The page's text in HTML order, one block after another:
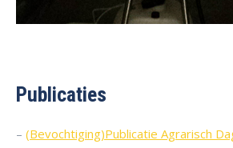
Publicaties
– (Bevochtiging)Publicatie Agrarisch